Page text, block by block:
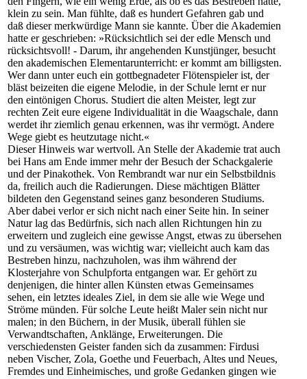
klein zu sein. Man fühlte, daß es hundert Gefahren gab und
daß dieser merkwürdige Mann sie kannte. Über die Akademien
hatte er geschrieben: »Rücksichtlich sei der edle Mensch und
rücksichtsvoll! - Darum, ihr angehenden Kunstjünger, besucht
den akademischen Elementarunterricht: er kommt am billigsten.
Wer dann unter euch ein gottbegnadeter Flötenspieler ist, der
bläst beizeiten die eigene Melodie, in der Schule lernt er nur
den eintönigen Chorus. Studiert die alten Meister, legt zur
rechten Zeit eure eigene Individualität in die Waagschale, dann
werdet ihr ziemlich genau erkennen, was ihr vermögt. Andere
Wege giebt es heutzutage nicht.«
Dieser Hinweis war wertvoll. An Stelle der Akademie trat auch
bei Hans am Ende immer mehr der Besuch der Schackgalerie
und der Pinakothek. Von Rembrandt war nur ein Selbstbildnis
da, freilich auch die Radierungen. Diese mächtigen Blätter
bildeten den Gegenstand seines ganz besonderen Studiums.
Aber dabei verlor er sich nicht nach einer Seite hin. In seiner
Natur lag das Bedürfnis, sich nach allen Richtungen hin zu
erweitern und zugleich eine gewisse Angst, etwas zu übersehen
und zu versäumen, was wichtig war; vielleicht auch kam das
Bestreben hinzu, nachzuholen, was ihm während der
Klosterjahre von Schulpforta entgangen war. Er gehört zu
denjenigen, die hinter allen Künsten etwas Gemeinsames
sehen, ein letztes ideales Ziel, in dem sie alle wie Wege und
Ströme münden. Für solche Leute heißt Maler sein nicht nur
malen; in den Büchern, in der Musik, überall fühlen sie
Verwandtschaften, Anklänge, Erweiterungen. Die
verschiedensten Geister fanden sich da zusammen: Firdusi
neben Vischer, Zola, Goethe und Feuerbach, Altes und Neues,
Fremdes und Einheimisches, und große Gedanken gingen wie